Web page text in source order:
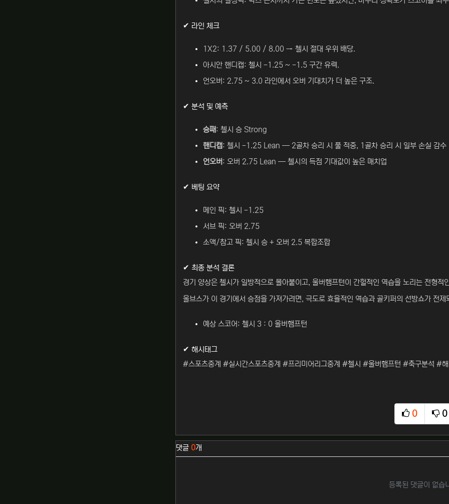
✔ 라인 체크
1X2: 1.37 / 5.00 / 8.00 → 첼시 절대 우위 배당.
아시안 핸디캡: 첼시 -1.25 ~ -1.5 구간 유력.
언오버: 2.75 ~ 3.0 라인에서 오버 기대치가 더 높은 구조.
✔ 분석 및 예측
승패: 첼시 승 Strong
핸디캡: 첼시 -1.25 Lean — 2골차 승리 시 풀 적중, 1골차 승리 시 일부 손실 감수
언오버: 오버 2.75 Lean — 첼시의 득점 기대값이 높은 매치업
✔ 베팅 요약
메인 픽: 첼시 -1.25
서브 픽: 오버 2.75
소액/참고 픽: 첼시 승 + 오버 2.5 복합조합
✔ 최종 분석 결론
경기 양상은 첼시가 일방적으로 몰아붙이고, 울버햄프턴이 간헐적인 역습을 노리는 전형적
울브스가 이 경기에서 승점을 가져가려면, 극도로 효율적인 역습과 골키퍼의 선방쇼가 전제
예상 스코어: 첼시 3 : 0 울버햄프턴
✔ 해시태그
#스포츠중계 #실시간스포츠중계 #프리미어리그중계 #첼시 #울버햄프턴 #축구분석 #해
0
추천
0
비
관련자료
댓글 0개
등록된 댓글이 없습